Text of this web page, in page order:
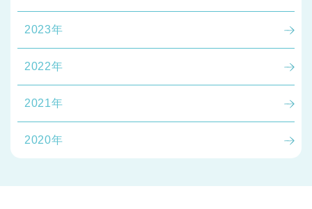
2023年
2022年
2021年
2020年